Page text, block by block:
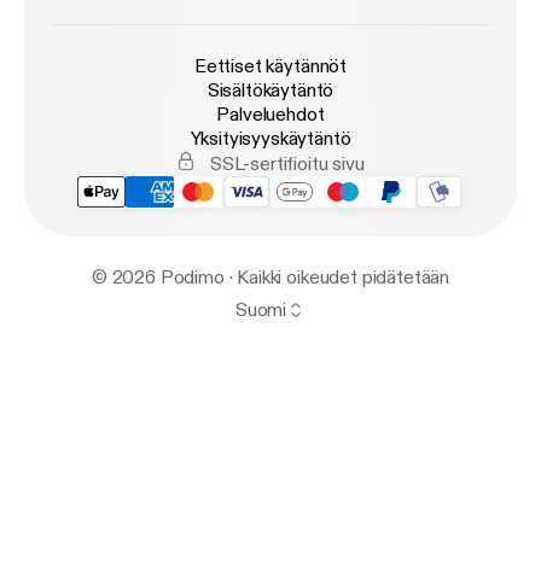
Eettiset käytännöt
Sisältökäytäntö
Palveluehdot
Yksityisyyskäytäntö
SSL-sertifioitu sivu
© 2026 Podimo · Kaikki oikeudet pidätetään
Suomi